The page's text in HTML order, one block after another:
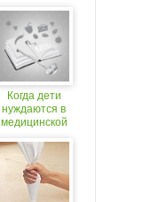
Когда дети
нуждаются в
медицинской